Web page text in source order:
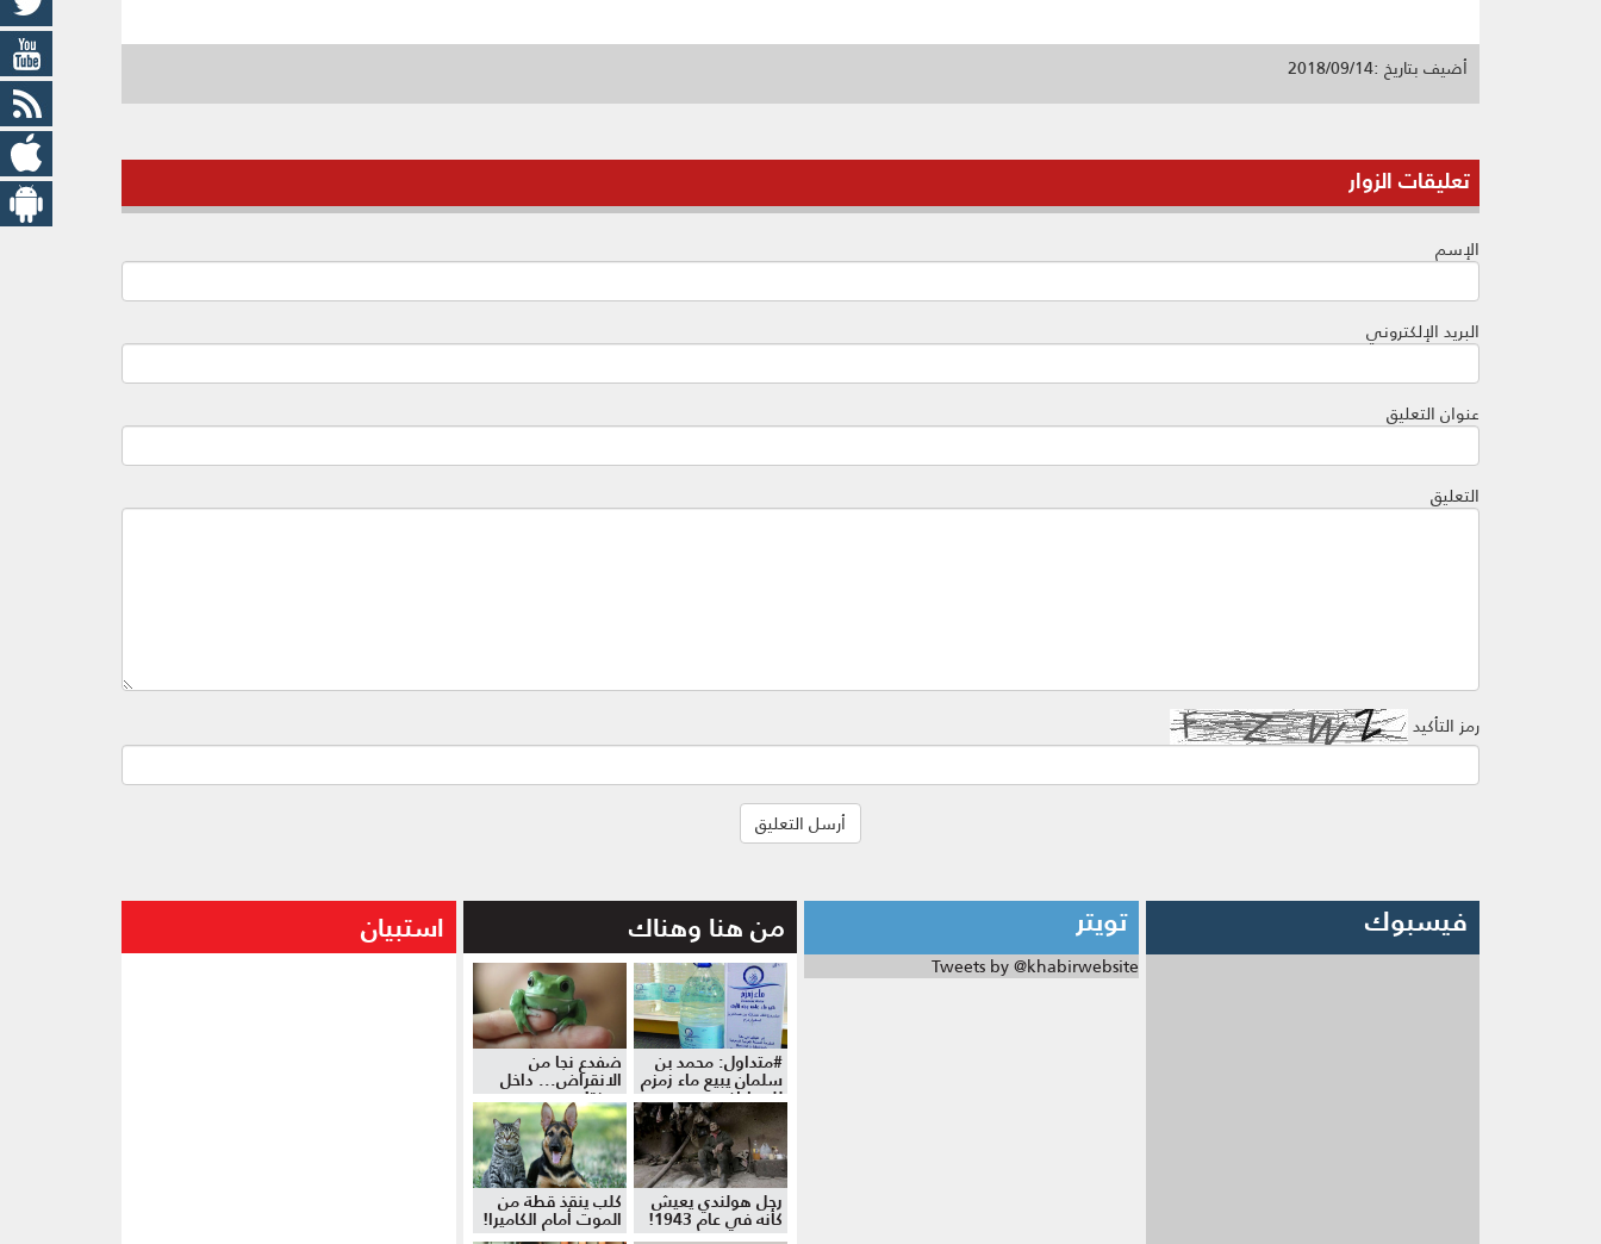
أضيف بتاريخ :2018/09/14
تعليقات الزوار
الإسم
البريد الإلكتروني
عنوان التعليق
التعليق
رمز التأكيد
فيسبوك تويتر
Tweets by @khabirwebsite
من هنا وهناك
#متداول: محمد بن
سلمان يبيع ماء زمزم
للمواطنين
ضفدع نجا من
الانقراض... داخل
موزة!
رجل هولندي يعيش
كأنه في عام 1943!
كلب ينقذ قطة من
الموت أمام الكاميرا!
استبيان